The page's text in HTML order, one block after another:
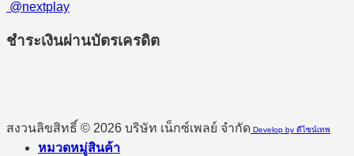
@nextplay
ชำระเงินผ่านบัตรเครดิต
สงวนลิขสิทธิ์ © 2026 บริษัท เน็กซ์เพลย์ จำกัด Develop by ดีไซน์เทพ
หมวดหมู่สินค้า